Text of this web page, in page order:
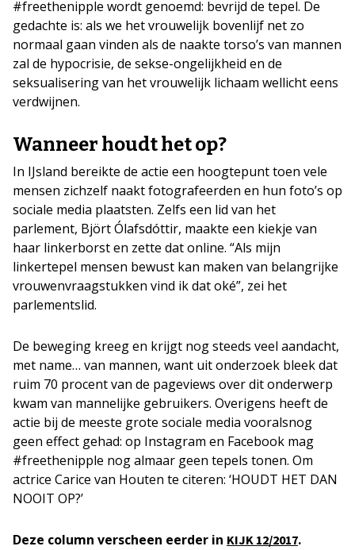
#freethenipple wordt genoemd: bevrijd de tepel. De
gedachte is: als we het vrouwelijk bovenlijf net zo
normaal gaan vinden als de naakte torso’s van mannen
zal de hypocrisie, de sekse-ongelijkheid en de
seksualisering van het vrouwelijk lichaam wellicht eens
verdwijnen.
Wanneer houdt het op?
In IJsland bereikte de actie een hoogtepunt toen vele
mensen zichzelf naakt fotografeerden en hun foto’s op
sociale media plaatsten. Zelfs een lid van het
parlement, Björt Ólafsdóttir, maakte een kiekje van
haar linkerborst en zette dat online. “Als mijn
linkertepel mensen bewust kan maken van belangrijke
vrouwenvraagstukken vind ik dat oké”, zei het
parlementslid.
De beweging kreeg en krijgt nog steeds veel aandacht,
met name… van mannen, want uit onderzoek bleek dat
ruim 70 procent van de pageviews over dit onderwerp
kwam van mannelijke gebruikers. Overigens heeft de
actie bij de meeste grote sociale media vooralsnog
geen effect gehad: op Instagram en Facebook mag
#freethenipple nog almaar geen tepels tonen. Om
actrice Carice van Houten te citeren: ‘HOUDT HET DAN
NOOIT OP?’
Deze column verscheen eerder in KIJK 12/2017.